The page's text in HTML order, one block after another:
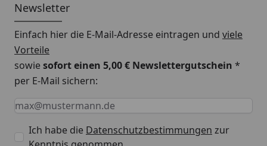
Newsletter
Einfach hier die E-Mail-Adresse eintragen und viele
Vorteile
sowiesofort einen 5,00 € Newslettergutschein *
per E-Mail sichern:
Keine Eingabe erforderlich
Eingabe erforderlich
E-Mail *
Ich habe die Datenschutzbestimmungen zur